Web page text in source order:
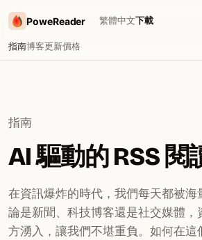
PoweReader
指南博客更新價格
繁體中文下載
指南
AI 驅動的 RSS 閱
在資訊爆炸的時代，我們每天都被海
論是新聞、科技博客還是社交媒體，
方湧入，讓我們不堪重負。如何在這